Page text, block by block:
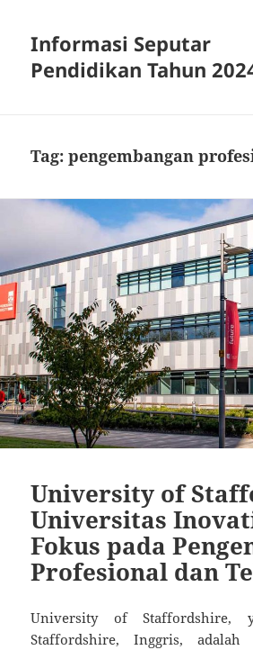
Informasi Seputar
Pendidikan Tahun
Tag:pengembangan
University of
Universitas
Fokus pada
Profesional dan
University of Staffordshire,
Staffordshire, Inggris, adalah